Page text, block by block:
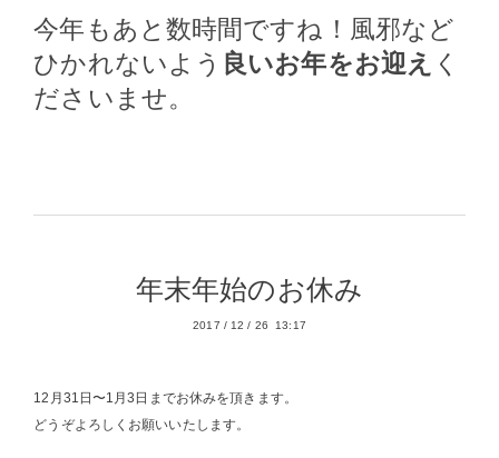
今年もあと数時間ですね！風邪など
ひかれないよう 良いお年をお迎え く
ださいませ。
年末年始のお休み
2017 / 12 / 26 13:17
12月31日〜1月3日までお休みを頂きます。
どうぞよろしくお願いいたします。